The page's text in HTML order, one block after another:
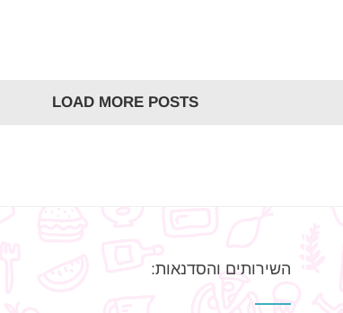
LOAD MORE POSTS
השירותים והסדנאות: